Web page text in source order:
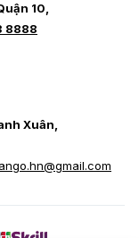
10,
8888
Xuân,